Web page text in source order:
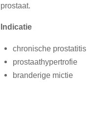
prostaat.
Indicatie
chronische prostatitis
prostaathypertrofie
branderige mictie